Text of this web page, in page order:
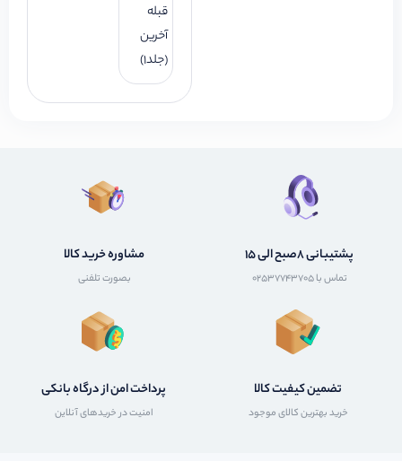
قبله
آخرین
(جلد1)
پشتیبانی 8صبح الی 15
تماس با 02537743705
مشاوره خرید کالا
بصورت تلفنی
تضمین کیفیت کالا
خرید بهترین کالای موجود
پرداخت امن از درگاه بانکی
امنیت در خریدهای آنلاین